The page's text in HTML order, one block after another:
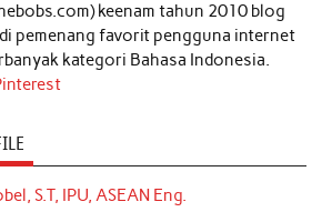
keenam tahun 2010 blog
pemenang favorit pengguna internet
kategori Bahasa Indonesia.
S.T, IPU, ASEAN Eng.